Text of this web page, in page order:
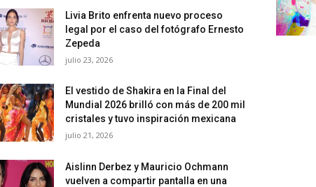
Livia Brito enfrenta nuevo proceso
legal por el caso del fotógrafo Ernesto
Zepeda
julio 23, 2026
El vestido de Shakira en la Final del
Mundial 2026 brilló con más de 200 mil
cristales y tuvo inspiración mexicana
julio 21, 2026
Aislinn Derbez y Mauricio Ochmann
vuelven a compartir pantalla en una